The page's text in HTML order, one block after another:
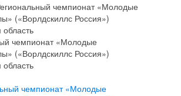
чемпионат «Молодые
(«Ворлдскиллс Россия»)
область
чемпионат «Молодые
(«Ворлдскиллс Россия»)
область